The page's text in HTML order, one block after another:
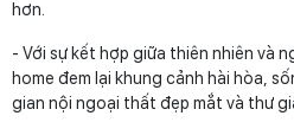
hơn.
- Với sự kết hợp giữa thiên nhiên và
home đem lại khung cảnh hài hòa,
gian nội ngoại thất đẹp mắt và thư